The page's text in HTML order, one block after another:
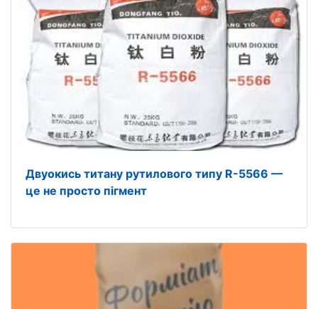
Двуокись титану рутилового типу R-5566 —
це не просто пігмент